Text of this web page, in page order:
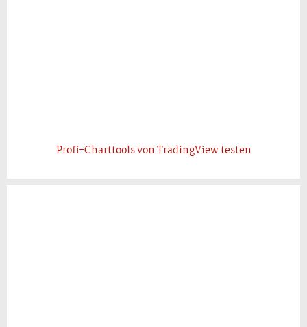
Profi-Charttools von TradingView testen